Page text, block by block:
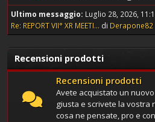
Ultimo messaggio: Luglio 28, 2026,
Re: REPORT VII° XR MEETI... di Derapone82
Recensioni prodotti
Recensioni prodotti
Avete acquistato un
giusta e scrivete la vostra
cosa ne pensate, pro e